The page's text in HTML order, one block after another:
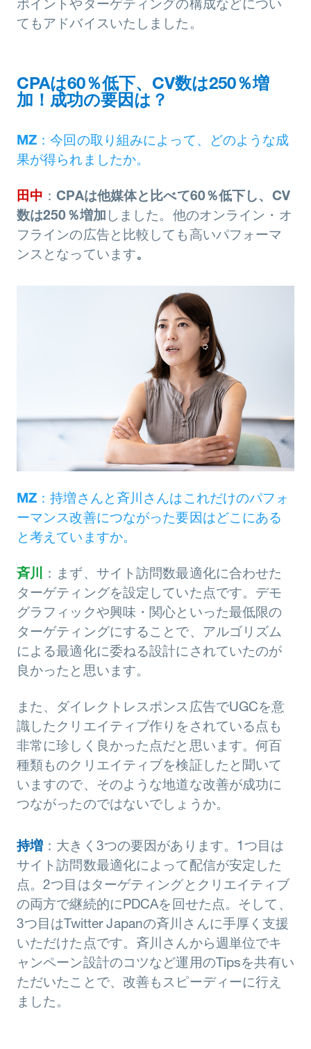
ポイントやターゲティングの構成などについ
てもアドバイスいたしました。
CPAは60％低下、CV数は250％増
加！成功の要因は？
MZ ：今回の取り組みによって、どのような成
果が得られましたか。
田中 ：CPAは他媒体と比べて60％低下し、CV
数は250％増加 しました。他のオンライン・オ
フラインの広告と比較しても高いパフォーマ
ンスとなっています。
MZ ：持増さんと斉川さんはこれだけのパフォ
ーマンス改善につながった要因はどこにある
と考えていますか。
斉川
：まず、サイト訪問数最適化に合わせた
ターゲティングを設定していた点です。デモ
グラフィックや興味・関心といった最低限の
ターゲティングにすることで、アルゴリズム
による最適化に委ねる設計にされていたのが
良かったと思います。
また、ダイレクトレスポンス広告でUGCを意
識したクリエイティブ作りをされている点も
非常に珍しく良かった点だと思います。何百
種類ものクリエイティブを検証したと聞いて
いますので、そのような地道な改善が成功に
つながったのではないでしょうか。
持増 ：大きく3つの要因があります。1つ目は
サイト訪問数最適化によって配信が安定した
点。2つ目はターゲティングとクリエイティブ
の両方で継続的にPDCAを回せた点。そして、
3つ目はTwitter Japanの斉川さんに手厚く支援
いただけた点です。斉川さんから週単位でキ
ャンペーン設計のコツなど運用のTipsを共有い
ただいたことで、改善もスピーディーに行え
ました。